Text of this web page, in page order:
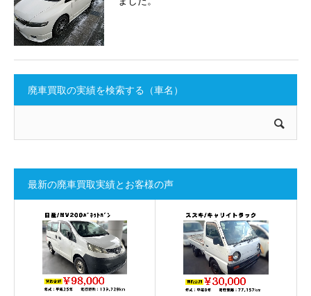
廃車買取の実績を検索する（車名）
最新の廃車買取実績とお客様の声